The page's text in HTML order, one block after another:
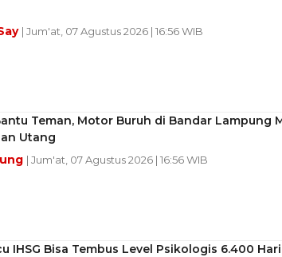
| Jum'at, 07 Agustus 2026 | 16:56 WIB
Teman, Motor Buruh di Bandar Lampung
Utang
| Jum'at, 07 Agustus 2026 | 16:56 WIB
IHSG Bisa Tembus Level Psikologis 6.400